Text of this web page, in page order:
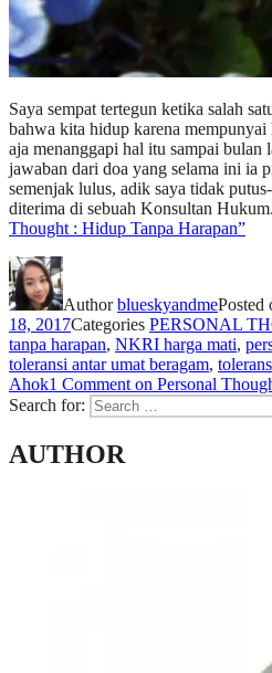
Saya sempat tertegun ketika salah
bahwa kita hidup karena mempunyai
aja menanggapi hal itu sampai bulan
jawaban dari doa yang selama ini ia
semenjak lulus, adik saya tidak
diterima di sebuah Konsultan Hukum.
Thought : Hidup Tanpa Harapan”
AuthorblueskyandmePosted
18, 2017Categories PERSONAL
tanpa harapan, NKRI harga mati,
toleransi antar umat beragam,
Ahok1 Comment on Personal
Search for:
AUTHOR